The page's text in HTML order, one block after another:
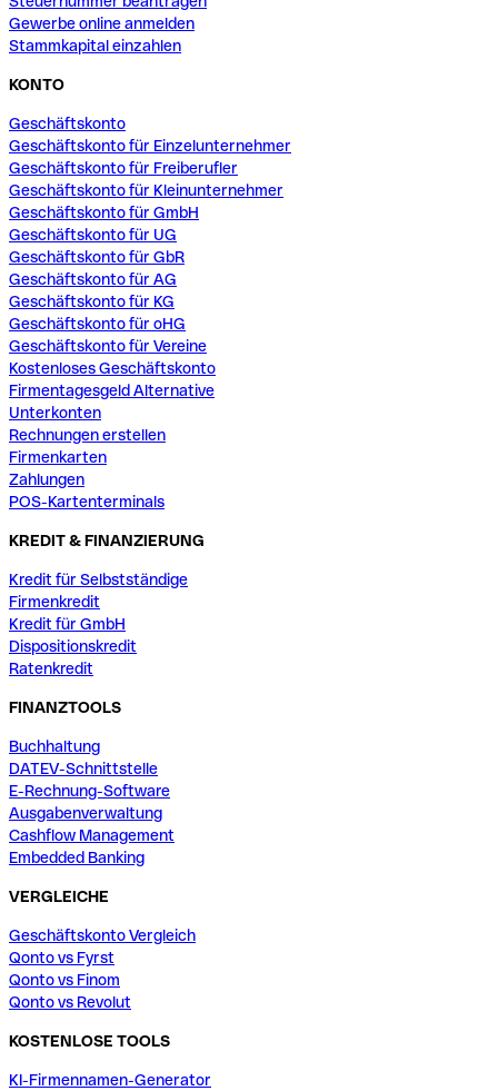
Gewerbe online anmelden
Stammkapital einzahlen
KONTO
Geschäftskonto
Geschäftskonto für Einzelunternehmer
Geschäftskonto für Freiberufler
Geschäftskonto für Kleinunternehmer
Geschäftskonto für GmbH
Geschäftskonto für UG
Geschäftskonto für GbR
Geschäftskonto für AG
Geschäftskonto für KG
Geschäftskonto für oHG
Geschäftskonto für Vereine
Kostenloses Geschäftskonto
Firmentagesgeld Alternative
Unterkonten
Rechnungen erstellen
Firmenkarten
Zahlungen
POS-Kartenterminals
KREDIT & FINANZIERUNG
Kredit für Selbstständige
Firmenkredit
Kredit für GmbH
Dispositionskredit
Ratenkredit
FINANZTOOLS
Buchhaltung
DATEV-Schnittstelle
E-Rechnung-Software
Ausgabenverwaltung
Cashflow Management
Embedded Banking
VERGLEICHE
Geschäftskonto Vergleich
Qonto vs Fyrst
Qonto vs Finom
Qonto vs Revolut
KOSTENLOSE TOOLS
KI-Firmennamen-Generator